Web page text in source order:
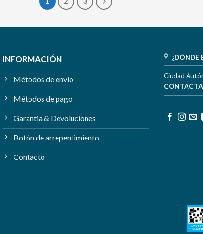
INFORMACIÓN
Métodos de envio
Métodos de pago
Garantia & Devoluciones
Botón de arrepentimiento
Contacto
¿DÓNDE
Ciudad